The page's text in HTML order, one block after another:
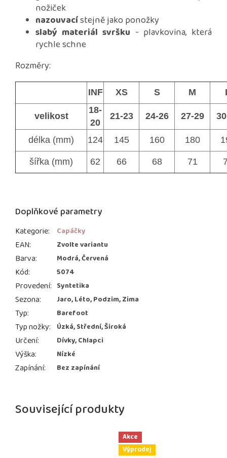
Související produkty
Akce
Výprodej
nožiček
nazouvacístejně jako ponožky
slabý materiál svršku - plavkovina, která
rychle schne
Rozměry:
INF XS S M
velikost
18-
20
21-23 24-26 27-29
délka (mm) 124 145 160 180
šířka (mm) 62 66 68 71
Doplňkové parametry
Kategorie: Capáčky
EAN: Zvolte variantu
Barva: Modrá, Červená
Kód: 5074
Provedení: Syntetika
Sezona: Jaro, Léto, Podzim, Zima
Typ: Barefoot
Typ nožky: Úzká, Střední, Široká
Určení: Dívky, Chlapci
Výška: Nízké
Zapínání: Bez zapínání